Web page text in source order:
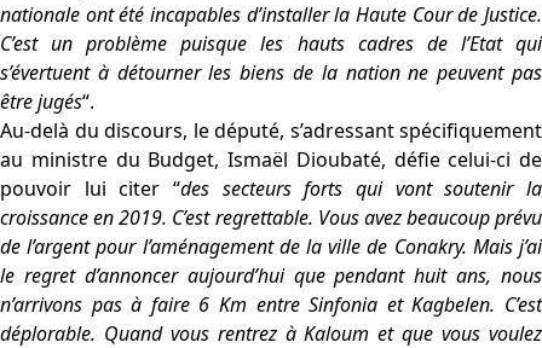
nationale ont été incapables d’installer la Haute Cour de Justice.
C’est un problème puisque les hauts cadres de l’Etat qui
s’évertuent à détourner les biens de la nation ne peuvent pas
être jugés“.
Au-delà du discours, le député, s’adressant spécifiquement
au ministre du Budget, Ismaël Dioubaté, défie celui-ci de
pouvoir lui citer “des secteurs forts qui vont soutenir la
croissance en 2019. C’est regrettable. Vous avez beaucoup prévu
de l’argent pour l’aménagement de la ville de Conakry. Mais j’ai
le regret d’annoncer aujourd’hui que pendant huit ans, nous
n’arrivons pas à faire 6 Km entre Sinfonia et Kagbelen. C’est
déplorable. Quand vous rentrez à Kaloum et que vous voulez